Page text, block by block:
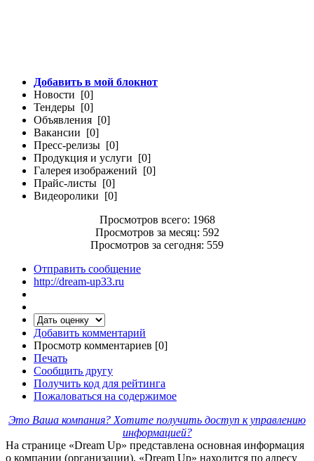
Добавить в мой блокнот
Новости [0]
Тендеры [0]
Объявления [0]
Вакансии [0]
Пресс-релизы [0]
Продукция и услуги [0]
Галерея изображений [0]
Прайс-листы [0]
Видеоролики [0]
Просмотров всего: 1968
Просмотров за месяц: 592
Просмотров за сегодня: 559
Отправить сообщение
http://dream-up33.ru
Добавить комментарий
Просмотр комментариев [0]
Печать
Сообщить другу
Получить код для рейтинга
Пожаловаться на содержимое
Это Ваша компания? Хотите получить доступ к управлению
информацией?
На странице «Dream Up» представлена основная информация
о компании (организации). «Dream Up» находится по адресу